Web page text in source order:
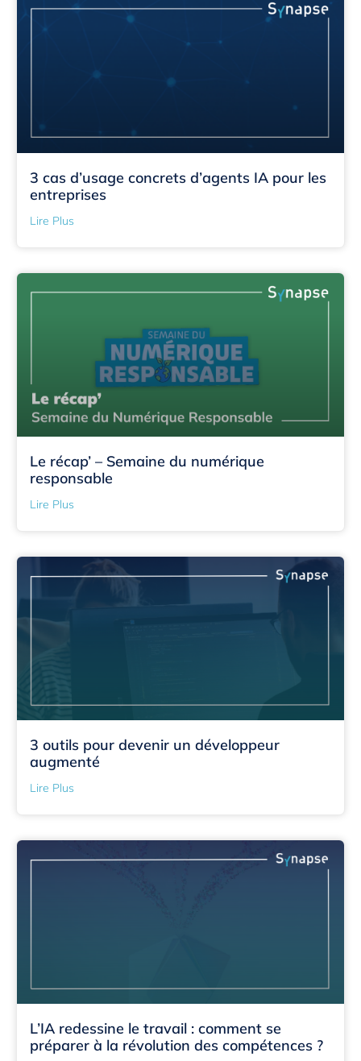
3 cas d’usage concrets d’agents IA pour les
entreprises
Lire Plus
Le récap’ – Semaine du numérique
responsable
Lire Plus
3 outils pour devenir un développeur
augmenté
Lire Plus
L’IA redessine le travail : comment se
préparer à la révolution des compétences ?